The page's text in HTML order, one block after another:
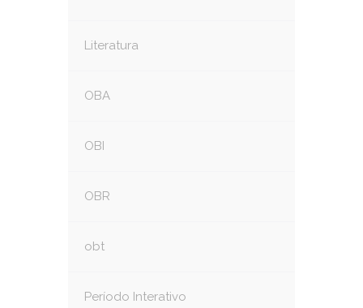
Literatura
OBA
OBI
OBR
obt
Período Interativo